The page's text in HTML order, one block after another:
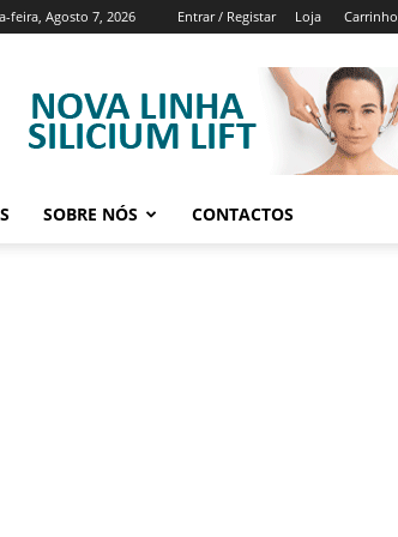
feira, Agosto 7, 2026 Entrar / Registar Loja Carrinho
SOBRE NÓS CONTACTOS